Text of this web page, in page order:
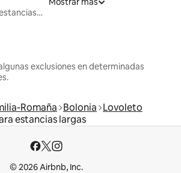
Alojamientos para estancias largas
exclusiones en determinadas
Romaña Bolonia Lovoleto
estancias largas
© 2026 Airbnb, Inc.